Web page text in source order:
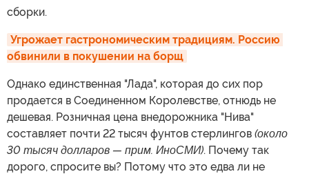
сборки.
Угрожает гастрономическим традициям. Россию
обвинили в покушении на борщ
Однако единственная "Лада", которая до сих пор
продается в Соединенном Королевстве, отнюдь не
дешевая. Розничная цена внедорожника "Нива"
составляет почти 22 тысяч фунтов стерлингов (около
30 тысяч долларов — прим. ИноСМИ). Почему так
дорого, спросите вы? Потому что это едва ли не